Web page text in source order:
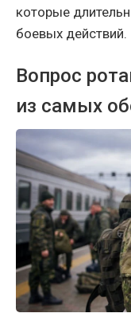
которые
боевых действий.
Вопрос
из самых